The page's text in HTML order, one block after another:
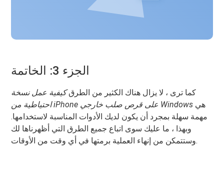
الجزء 3: الخاتمة
كما ترى ، لا يزال هناك الكثير من الطرقكيفية عمل نسخة
احتياطية من iPhone على قرص صلب خارجي Windows
مهمة سهلة بمجرد أن يكون لديك الأدوات المناسبة لاستخدامها.
وبهذا ، ما عليك سوى اتباع جميع الطرق التي أظهرناها لك
وستتمكن من إنهاء العملية برمتها في أي وقت من الأوقات.